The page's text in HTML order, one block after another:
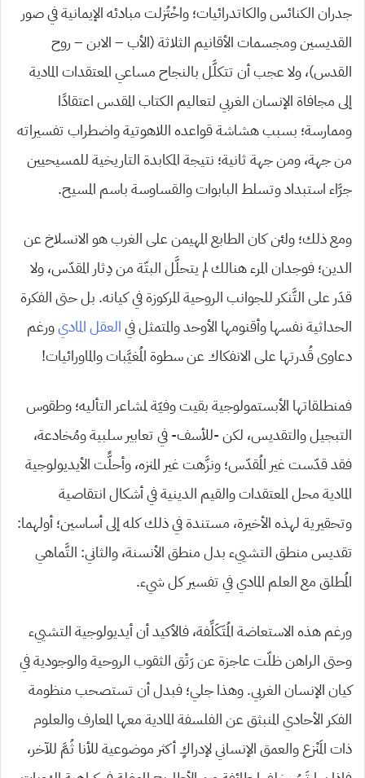
جدران الكنائس والكاتدرائيات؛ واخْتُزلت مبادئه الإيمانية في صور
القديسين ومجسمات الأقانيم الثلاثة (الأب – الابن – روح
القدس)، ولا عجب أن تتكلَّل بالنجاح مساعي المعتقدات المادية
إلى مجافاة الإنسان الغربي لتعاليم الكتاب المقدس اعتقادًا
وممارسة؛ بسبب هشاشة قواعده اللاهوتية واضطراب تفسيراته
من جهة، ومن جهة ثانية؛ نتيجة المكابدة التاريخية للمسيحيين
جرَّاء استبداد وتسلط البابوات والقساوسة باسم المسيح.
ومع ذلك؛ ولئن كان الطابع المهيمن على الغرب هو الانسلاخ عن
الدين؛ فوجدان المرء هنالك لم يتحلَّل البتّة من دِثار المقدّس، ولا
قدَر على التَّنكر للجوانب الروحية المركوزة في كيانه. بل حتى الفكرة
الحداثية نفسها وأقنومها الأوحد والمتمثل فيالعقل الماديورغم
دعاوى قُدرتها على الانفكاك عن سطوة المُغيَّبات والماورائيات!
فمنطلقاتها الأبستمولوجية بقيت وفيّة لمشاعر التأليه؛ وطقوس
التبجيل والتقديس، لكن -للأسف- في تعابير سلبية ومُخادعة،
فقد قدّست غير المُقدّس؛ ونزَّهت غير المنزه، وأحلًّت الأيديولوجية
المادية محل المعتقدات والقيم الدينية في أشكال انتقاصية
وتحقيرية لهذه الأخيرة، مستندة في ذلك كله إلى أساسين؛ أولهما:
تقديس منطق التشييء بدل منطق الأنسنة، والثاني: التَّماهي
المُطلق مع العلم المادي في تفسير كل شيء.
ورغم هذه الاستعاضة المُتَكَلِّفة، فالأكيد أن أيديولوجية التشييء
وحتى الراهن ظلّت عاجزة عن رَتْق الثقوب الروحية والوجودية في
كيان الإنسان الغربي. وهذا جلي؛ فبدل أن تستصحب منظومة
الفكر الأحادي المنبثق عن الفلسفة المادية معها المعارف والعلوم
ذات المَنْزع والعمق الإنساني لإدراكٍ أكثر موضوعية للأنا ثُمَّ للآخر،